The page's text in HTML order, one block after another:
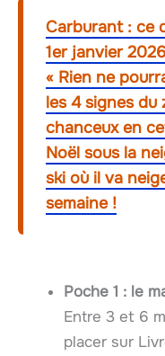
Carburant : ce
1er janvier
« Rien ne
les 4 signes
chanceux en
Noël sous la
ski où il va
semaine !
Poche 1 : le
Entre 3 et 6
placer sur